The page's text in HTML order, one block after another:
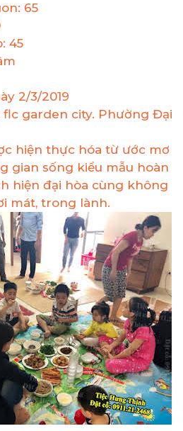
65
45
2/3/2019
garden city. Phường Đại
hiện thực hóa từ ước mơ
gian sống kiểu mẫu hoàn
hiện đại hòa cùng không
mát, trong lành.